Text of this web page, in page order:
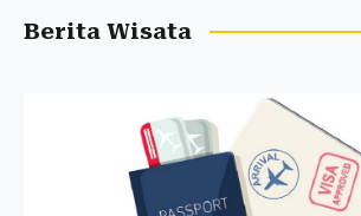
Berita Wisata